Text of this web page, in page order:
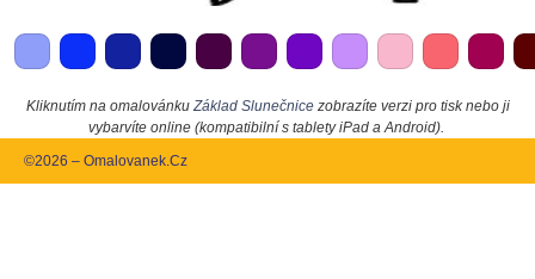
Kliknutím na omalovánku Základ Slunečnicezobrazíte verzi pro tisk nebo ji
vybarvíte online (kompatibilní s tablety iPad a Android).
©2026 – Omalovanek.Cz